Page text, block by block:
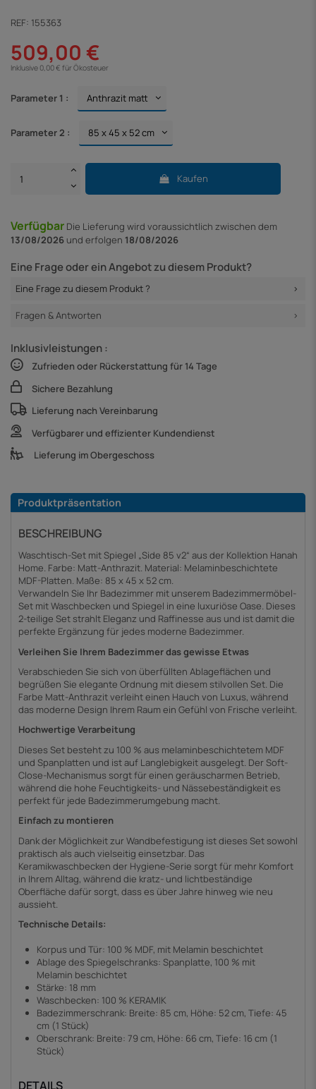
REF: 155363
509,00 €
Inklusive 0,00 € für Ökosteuer
Parameter 1 :
Parameter 2 :
Kaufen
Verfügbar Die Lieferung wird voraussichtlich zwischen dem
13/08/2026 und erfolgen 18/08/2026
Eine Frage oder ein Angebot zu diesem Produkt?
Eine Frage zu diesem Produkt ?
Fragen & Antworten
Inklusivleistungen :
Zufrieden oder Rückerstattung für 14 Tage
Sichere Bezahlung
Lieferung nach Vereinbarung
Verfügbarer und effizienter Kundendienst
Lieferung im Obergeschoss
Produktpräsentation
BESCHREIBUNG
Waschtisch-Set mit Spiegel „Side 85 v2“ aus der Kollektion Hanah
Home. Farbe: Matt-Anthrazit. Material: Melaminbeschichtete
MDF-Platten. Maße: 85 x 45 x 52 cm.
Verwandeln Sie Ihr Badezimmer mit unserem Badezimmermöbel-
Set mit Waschbecken und Spiegel in eine luxuriöse Oase. Dieses
2-teilige Set strahlt Eleganz und Raffinesse aus und ist damit die
perfekte Ergänzung für jedes moderne Badezimmer.
Verleihen Sie Ihrem Badezimmer das gewisse Etwas
Verabschieden Sie sich von überfüllten Ablageflächen und
begrüßen Sie elegante Ordnung mit diesem stilvollen Set. Die
Farbe Matt-Anthrazit verleiht einen Hauch von Luxus, während
das moderne Design Ihrem Raum ein Gefühl von Frische verleiht.
Hochwertige Verarbeitung
Dieses Set besteht zu 100 % aus melaminbeschichtetem MDF
und Spanplatten und ist auf Langlebigkeit ausgelegt. Der Soft-
Close-Mechanismus sorgt für einen geräuscharmen Betrieb,
während die hohe Feuchtigkeits- und Nässebeständigkeit es
perfekt für jede Badezimmerumgebung macht.
Einfach zu montieren
Dank der Möglichkeit zur Wandbefestigung ist dieses Set sowohl
praktisch als auch vielseitig einsetzbar. Das
Keramikwaschbecken der Hygiene-Serie sorgt für mehr Komfort
in Ihrem Alltag, während die kratz- und lichtbeständige
Oberfläche dafür sorgt, dass es über Jahre hinweg wie neu
aussieht.
Technische Details:
Korpus und Tür: 100 % MDF, mit Melamin beschichtet
Ablage des Spiegelschranks: Spanplatte, 100 % mit
Melamin beschichtet
Stärke: 18 mm
Waschbecken: 100 % KERAMIK
Badezimmerschrank: Breite: 85 cm, Höhe: 52 cm, Tiefe: 45
cm (1 Stück)
Oberschrank: Breite: 79 cm, Höhe: 66 cm, Tiefe: 16 cm (1
Stück)
DETAILS